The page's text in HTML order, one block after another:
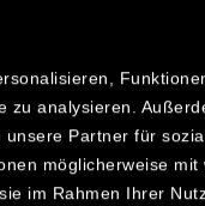
zu analysieren.
Partner für
möglicherweise mit
im Rahmen Ihrer